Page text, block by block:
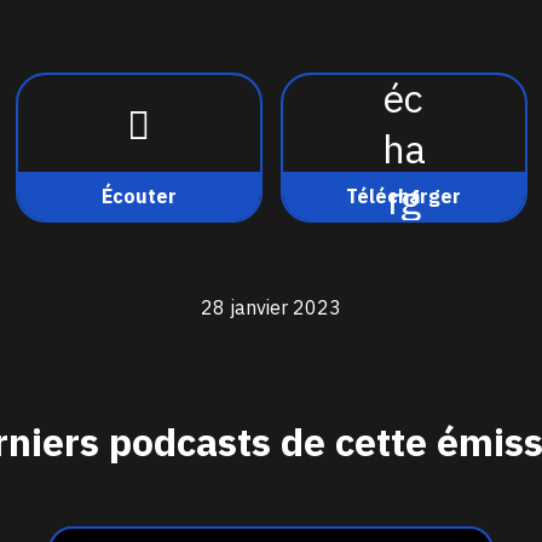
Écouter Télécharger
28 janvier 2023
podcasts de cette